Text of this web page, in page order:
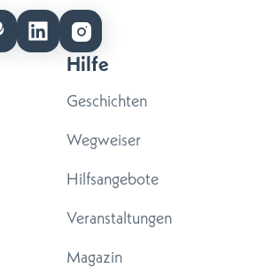
Hilfe
Geschichten
Wegweiser
Hilfsangebote
Veranstaltungen
Magazin